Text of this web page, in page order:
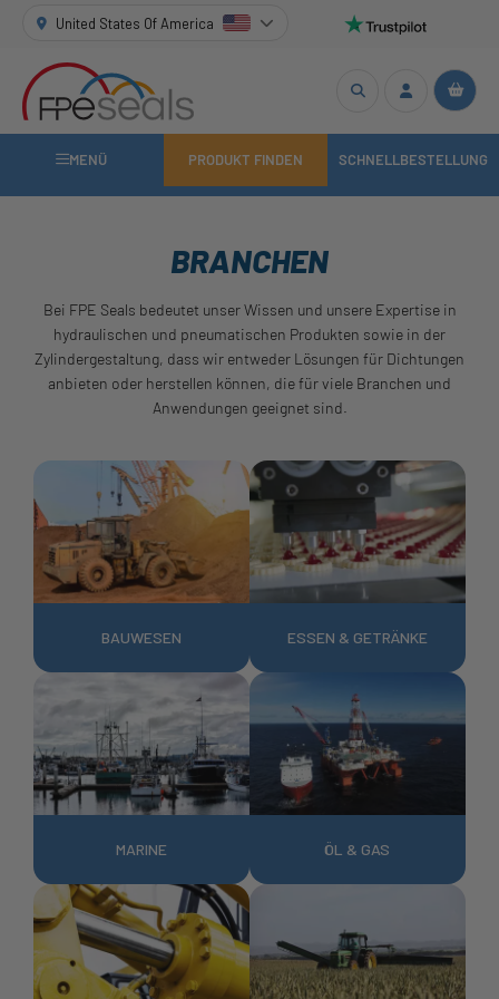
United States Of America
MENÜ PRODUKT FINDEN SCHNELLBESTELLUNG
BRANCHEN
Bei FPE Seals bedeutet unser Wissen und unsere Expertise in
hydraulischen und pneumatischen Produkten sowie in der
Zylindergestaltung, dass wir entweder Lösungen für Dichtungen
anbieten oder herstellen können, die für viele Branchen und
Anwendungen geeignet sind.
BAUWESEN ESSEN & GETRÄNKE
MARINE ÖL & GAS